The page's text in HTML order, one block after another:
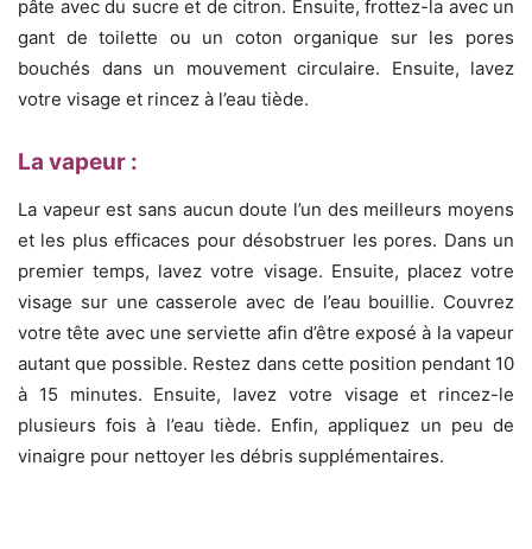
pâte avec du sucre et de citron. Ensuite, frottez-la avec un
gant de toilette ou un coton organique sur les pores
bouchés dans un mouvement circulaire. Ensuite, lavez
votre visage et rincez à l’eau tiède.
La vapeur :
La vapeur est sans aucun doute l’un des meilleurs moyens
et les plus efficaces pour désobstruer les pores. Dans un
premier temps, lavez votre visage. Ensuite, placez votre
visage sur une casserole avec de l’eau bouillie. Couvrez
votre tête avec une serviette afin d’être exposé à la vapeur
autant que possible. Restez dans cette position pendant 10
à 15 minutes. Ensuite, lavez votre visage et rincez-le
plusieurs fois à l’eau tiède. Enfin, appliquez un peu de
vinaigre pour nettoyer les débris supplémentaires.